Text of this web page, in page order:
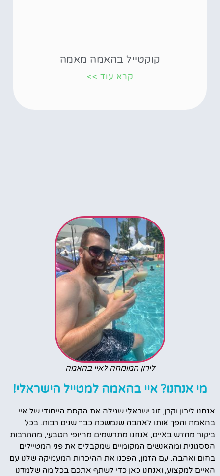
קוקטייל בהאמה מאמה
קרא עוד >>
לירון המומחה לאיי בהאמה
מי אנחנו? איי בהאמה למטייל הישראלי!
אנחנו לירון וקרן, זוג ישראלי שגילה את הקסם הייחודי של איי
בהאמה והפך אותו לאהבה שנמשכת כבר שנים רבות. בכל
ביקור מחדש באיים, אנחנו מתרשמים מהיופי הטבעי, מהתרבות
הססגונית ומהאנשים המקומיים שמקבלים את פני המטיילים
בחום ואהבה. עם הזמן, הפכנו את ההיכרות המעמיקה שלנו עם
האיים למקצוע, ואנחנו כאן כדי לשתף אתכם בכל מה שלמדנו